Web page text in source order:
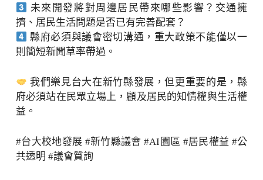
未來開發將對周邊居民帶來哪些影響？交通擁
擠、居民生活問題是否已有完善配套？
縣府必須與議會密切溝通，重大政策不能僅以一
則簡短新聞草率帶過。
我們樂見台大在新竹縣發展，但更重要的是，縣
府必須站在民眾立場上，顧及居民的知情權與生活權
益。
#台大校地發展 #新竹縣議會 #AI園區 #居民權益 #公
共透明 #議會質詢